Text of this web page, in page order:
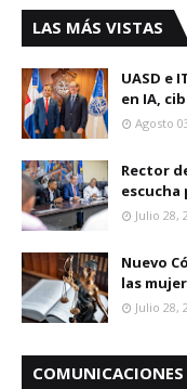
LAS MÁS VISTAS
UASD e
en IA,
Agosto
Rector
Julio 28,
Nuevo
las
Julio 28,
COMUNICACIONES